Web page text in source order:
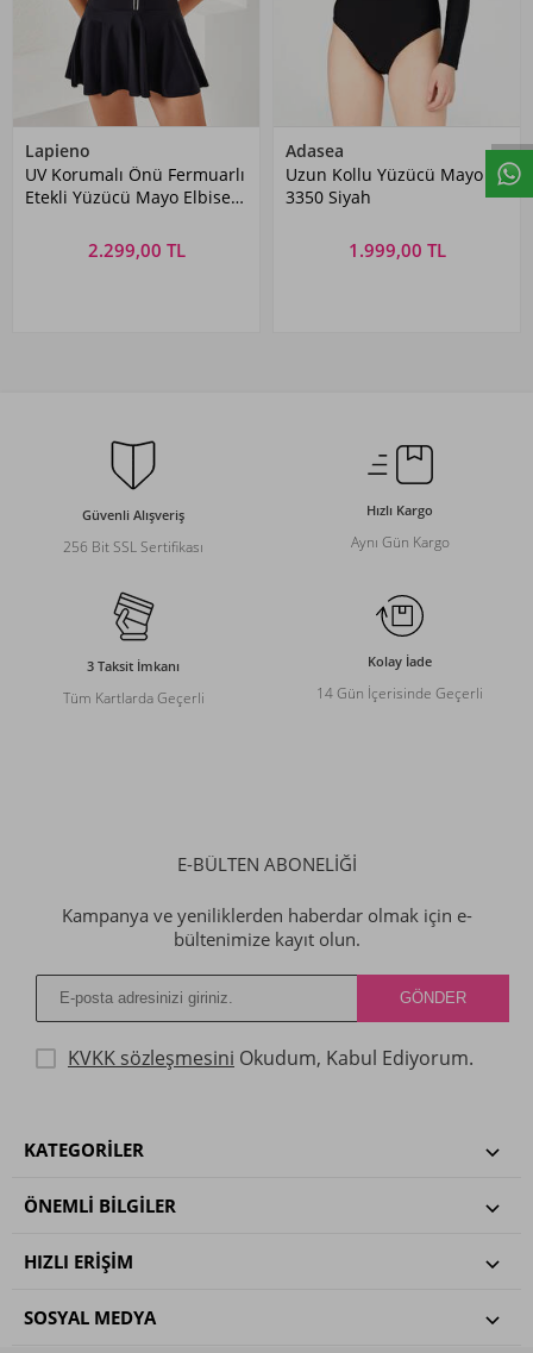
Lapieno
UV Korumalı Önü Fermuarlı
Etekli Yüzücü Mayo Elbise
2.299,00 TL
Adasea
Uzun Kollu Yüzücü Mayo
3350 Siyah
1.999,00 TL
Güvenli Alışveriş
256 Bit SSL Sertifikası
Hızlı Kargo
Aynı Gün Kargo
3 Taksit İmkanı
Tüm Kartlarda Geçerli
Kolay İade
14 Gün İçerisinde Geçerli
E-BÜLTEN ABONELİĞİ
Kampanya ve yeniliklerden haberdar olmak için e-
bültenimize kayıt olun.
KVKK sözleşmesini Okudum, Kabul Ediyorum.
KATEGORILER
ÖNEMLI BILGILER
HIZLI ERIŞIM
SOSYAL MEDYA